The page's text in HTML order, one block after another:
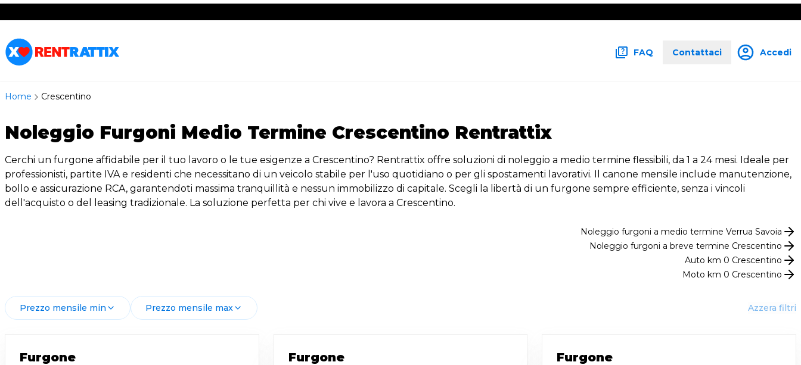
RentRattix
FAQ Contattaci Accedi
Home Crescentino
Noleggio Furgoni Medio Termine Crescentino Rentrattix
Cerchi un furgone affidabile per il tuo lavoro o le tue esigenze a Crescentino? Rentrattix offre soluzioni di noleggio a medio termine flessibili, da 1 a 24 mesi. Ideale per
professionisti, partite IVA e residenti che necessitano di un veicolo stabile per l'uso quotidiano o per gli spostamenti lavorativi. Il canone mensile include manutenzione,
bollo e assicurazione RCA, garantendoti massima tranquillità e nessun immobilizzo di capitale. Scegli la libertà di un furgone sempre efficiente, senza i vincoli
dell'acquisto o del leasing tradizionale. La soluzione perfetta per chi vive e lavora a Crescentino.
Noleggio furgoni a medio termine Verrua Savoia
Noleggio furgoni a breve termine Crescentino
Auto km 0 Crescentino
Moto km 0 Crescentino
Prezzo mensile min Prezzo mensile max Azzera filtri
Furgone Furgone Furgone